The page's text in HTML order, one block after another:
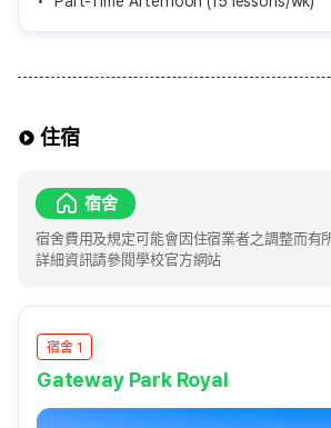
住宿
宿舍
宿舍費用及規定可能會因住宿業者之調整而有所
詳細資訊請參閱學校官方網站
宿舍 1
Gateway Park Royal